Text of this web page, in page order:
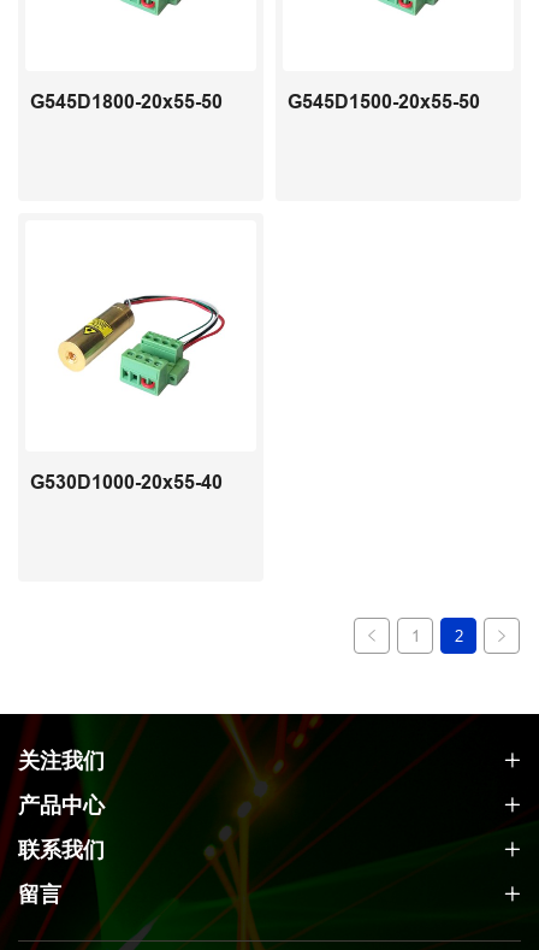
G545D1800-20x55-50 G545D1500-20x55-50
G530D1000-20x55-40
1 2
关注我们
产品中心
联系我们
留言